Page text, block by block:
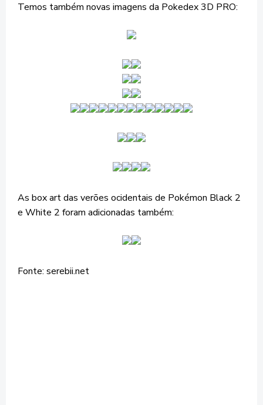
Temos também novas imagens da Pokedex 3D PRO:
As box art das verões ocidentais de Pokémon Black 2
e White 2 foram adicionadas também:
Fonte: serebii.net